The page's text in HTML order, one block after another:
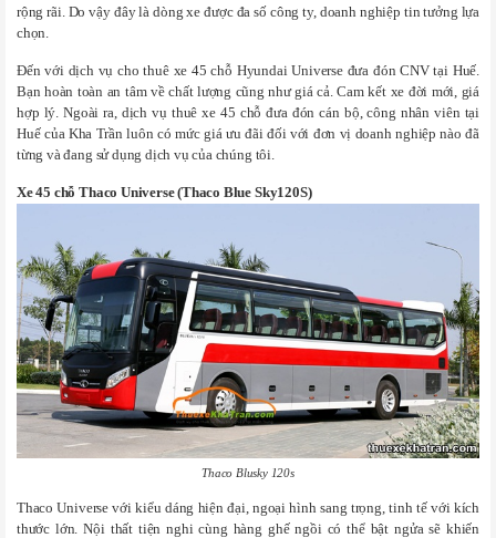
rộng rãi. Do vậy đây là dòng xe được đa số công ty, doanh nghiệp tin tưởng lựa
chọn.
Đến với dịch vụ cho thuê xe 45 chỗ Hyundai Universe đưa đón CNV tại Huế.
Bạn hoàn toàn an tâm về chất lượng cũng như giá cả. Cam kết xe đời mới, giá
hợp lý. Ngoài ra, dịch vụ thuê xe 45 chỗ đưa đón cán bộ, công nhân viên tại
Huế của Kha Trần luôn có mức giá ưu đãi đối với đơn vị doanh nghiệp nào đã
từng và đang sử dụng dịch vụ của chúng tôi.
Xe 45 chỗ Thaco Universe (Thaco Blue Sky120S)
Thaco Blusky 120s
Thaco Universe với kiểu dáng hiện đại, ngoại hình sang trọng, tinh tế với kích
thước lớn. Nội thất tiện nghi cùng hàng ghế ngồi có thể bật ngửa sẽ khiến